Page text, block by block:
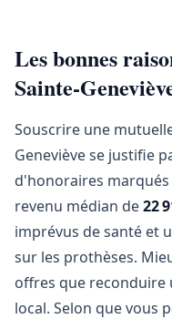
Les bonnes
Sainte-
Souscrire une
Geneviève se justifie
d'honoraires
revenu médian de22
imprévus de santé et
sur les prothèses.
offres que reconduire
local. Selon que vous